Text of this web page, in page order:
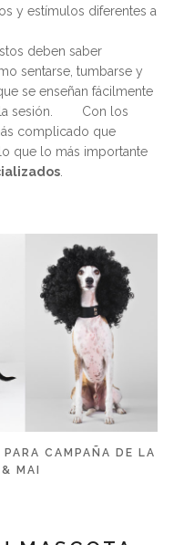
y estímulos diferentes a
deben saber
sentarse, tumbarse y
se enseñan fácilmente
la sesión. Con los
complicado que
que lo más importante
.
CAMPAÑA DE LA
MAI